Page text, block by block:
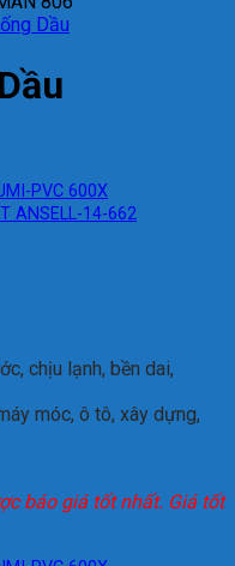
Dầu
chịu lạnh, bền dai,
móc, ô tô, xây dựng,
báo giá tốt nhất. Giá tốt